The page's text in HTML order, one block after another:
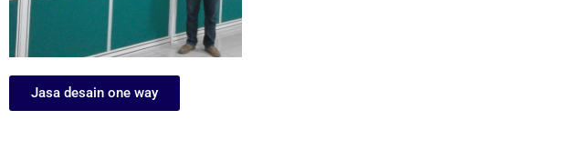
Jasa desain one way